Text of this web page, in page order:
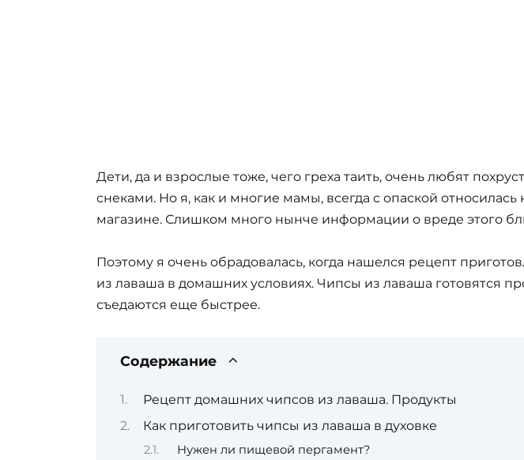
Дети, да и взрослые тоже, чего греха таить, очень любят
снеками. Но я, как и многие мамы, всегда с опаской
магазине. Слишком много нынче информации о вреде этого
Поэтому я очень обрадовалась, когда нашелся рецепт
из лаваша в домашних условиях. Чипсы из лаваша готовятся
съедаются еще быстрее.
Содержание
Рецепт домашних чипсов из лаваша. Продукты
Как приготовить чипсы из лаваша в духовке
Нужен ли пищевой пергамент?